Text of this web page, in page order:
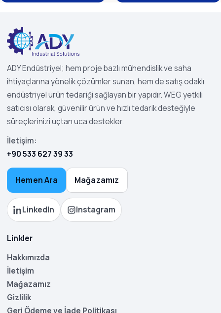
ADY Endüstriyel; hem proje bazlı mühendislik ve saha
ihtiyaçlarına yönelik çözümler sunan, hem de satış odaklı
endüstriyel ürün tedariği sağlayan bir yapıdır. WEG yetkili
satıcısı olarak, güvenilir ürün ve hızlı tedarik desteğiyle
süreçlerinizi uçtan uca destekler.
İletişim:
+90 533 627 39 33
Hemen Ara Mağazamız
LinkedIn Instagram
Linkler
Hakkımızda
İletişim
Mağazamız
Gizlilik
Geri Ödeme ve İade Politikası